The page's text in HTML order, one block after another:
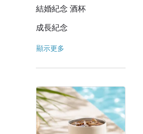
結婚紀念 酒杯
成長紀念
顯示更多